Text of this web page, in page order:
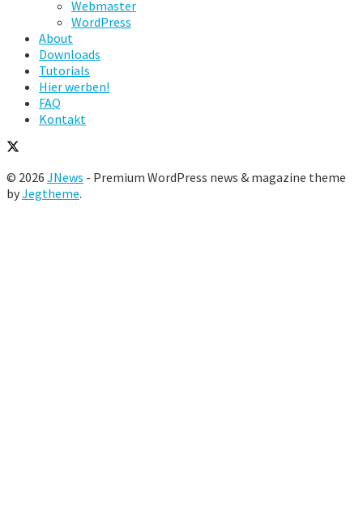
Webmaster
WordPress
About
Downloads
Tutorials
Hier werben!
FAQ
Kontakt
© 2026 JNews - Premium WordPress news & magazine theme
byJegtheme.